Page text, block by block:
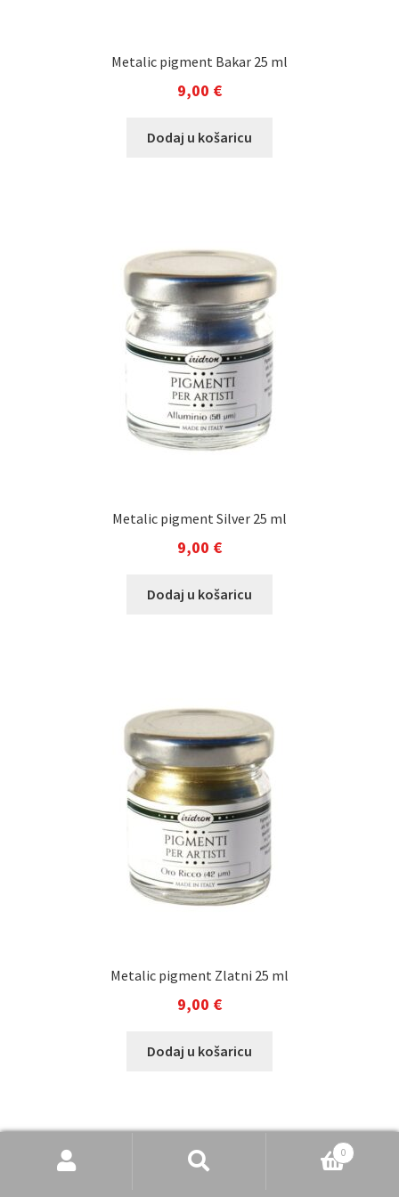
Metalic pigment Bakar 25 ml
9,00 €
Dodaj u košaricu
Metalic pigment Silver 25 ml
9,00 €
Dodaj u košaricu
Metalic pigment Zlatni 25 ml
9,00 €
Dodaj u košaricu
0